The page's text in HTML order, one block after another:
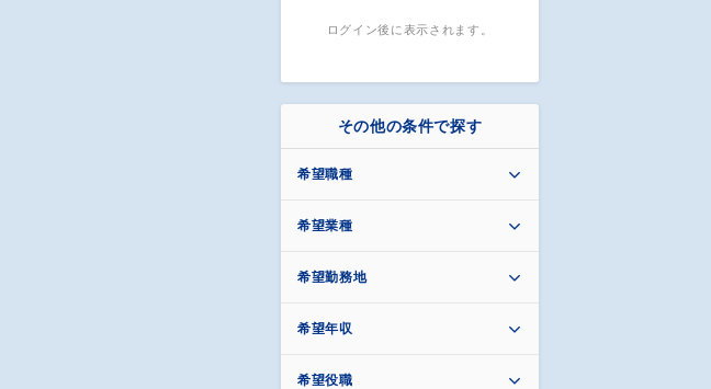
ログイン後に表示されます。
その他の条件で探す
希望職種
希望業種
希望勤務地
希望年収
希望役職